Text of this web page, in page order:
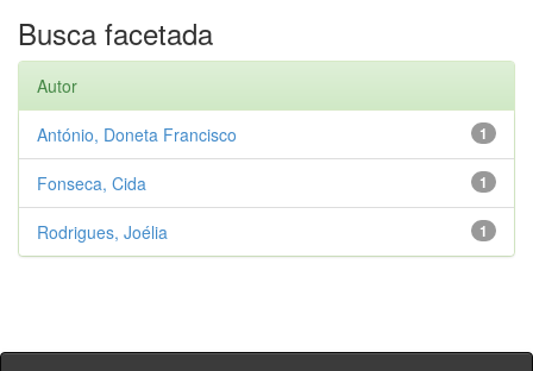
Busca facetada
Autor
1
António, Doneta Francisco
1
Fonseca, Cida
1
Rodrigues, Joélia